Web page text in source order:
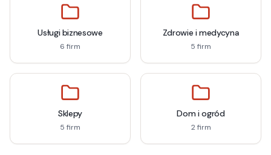
Usługi biznesowe
6 firm
Zdrowie i medycyna
5 firm
Sklepy
5 firm
Dom i ogród
2firm